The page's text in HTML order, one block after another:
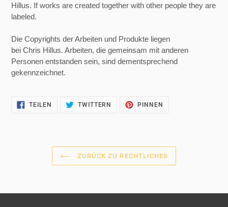
Hillus. If works are created together with other people they are
labeled.
Die Copyrights der Arbeiten und Produkte liegen
bei Chris Hillus. Arbeiten, die gemeinsam mit anderen
Personen entstanden sein, sind dementsprechend
gekennzeichnet.
TEILEN
FACEBOOK
TWITTERN
TWITTER
PINNEN
ZURÜCK ZU RECHTLICHES